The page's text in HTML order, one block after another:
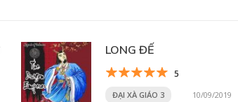
LONG ĐẾ
5
ĐẠI XÀ GIÁO 3 10/09/2019